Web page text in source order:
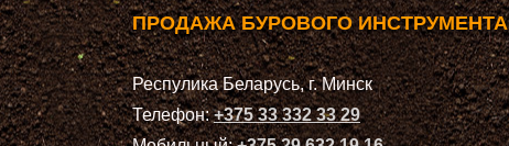
ПРОДАЖА БУРОВОГО ИНСТРУМЕНТА
Респулика Беларусь, г. Минск
Телефон:+375 33 332 33 29